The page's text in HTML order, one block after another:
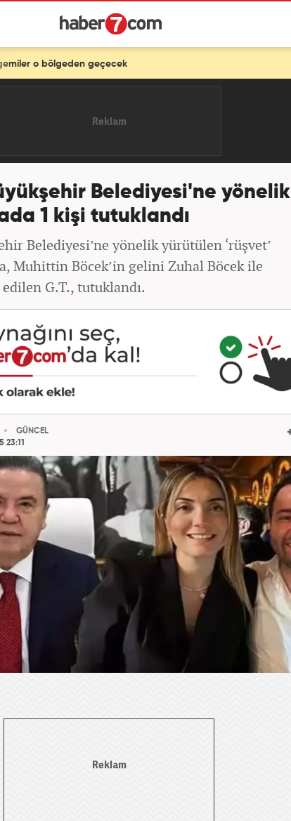
Belediyesi'ne yönelik
1 kişi tutuklandı
Belediyesi’ne yönelik yürütülen ‘rüşvet’
Muhittin Böcek’in gelini Zuhal Böcek ile
G.T., tutuklandı.
23:11
GÜNCEL